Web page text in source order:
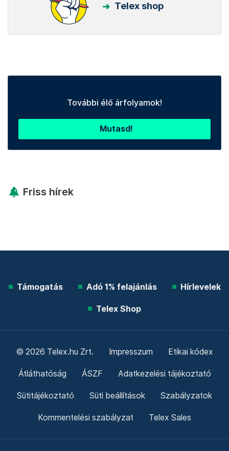
Telex shop
További élő árfolyamok!
Mutasd!
Friss hírek
Támogatás Adó 1% felajánlás Hírlevelek
Telex Shop
© 2026 Telex.hu Zrt. Impresszum Etikai kódex
Átláthatóság ÁSZF Adatkezelési tájékoztató
Sütitájékoztató Süti beállítások Szabályzatok
Kommentelési szabályzat Telex Sales